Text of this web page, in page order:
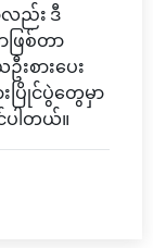
လည်း ဒီ
ြစ်တာ
စားပေး
ပြိုင်ပွဲတွေမှာ
ပါတယ်။